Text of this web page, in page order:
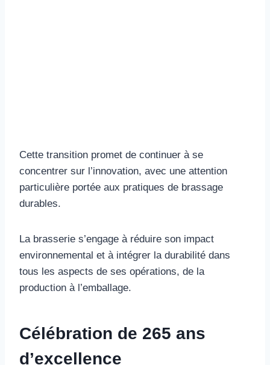
Cette transition promet de continuer à se
concentrer sur l’innovation, avec une attention
particulière portée aux pratiques de brassage
durables.
La brasserie s’engage à réduire son impact
environnemental et à intégrer la durabilité dans
tous les aspects de ses opérations, de la
production à l’emballage.
Célébration de 265 ans
d’excellence